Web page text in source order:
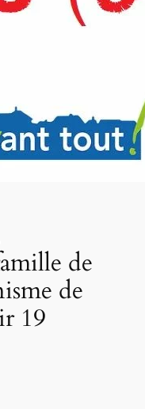
de
de
19